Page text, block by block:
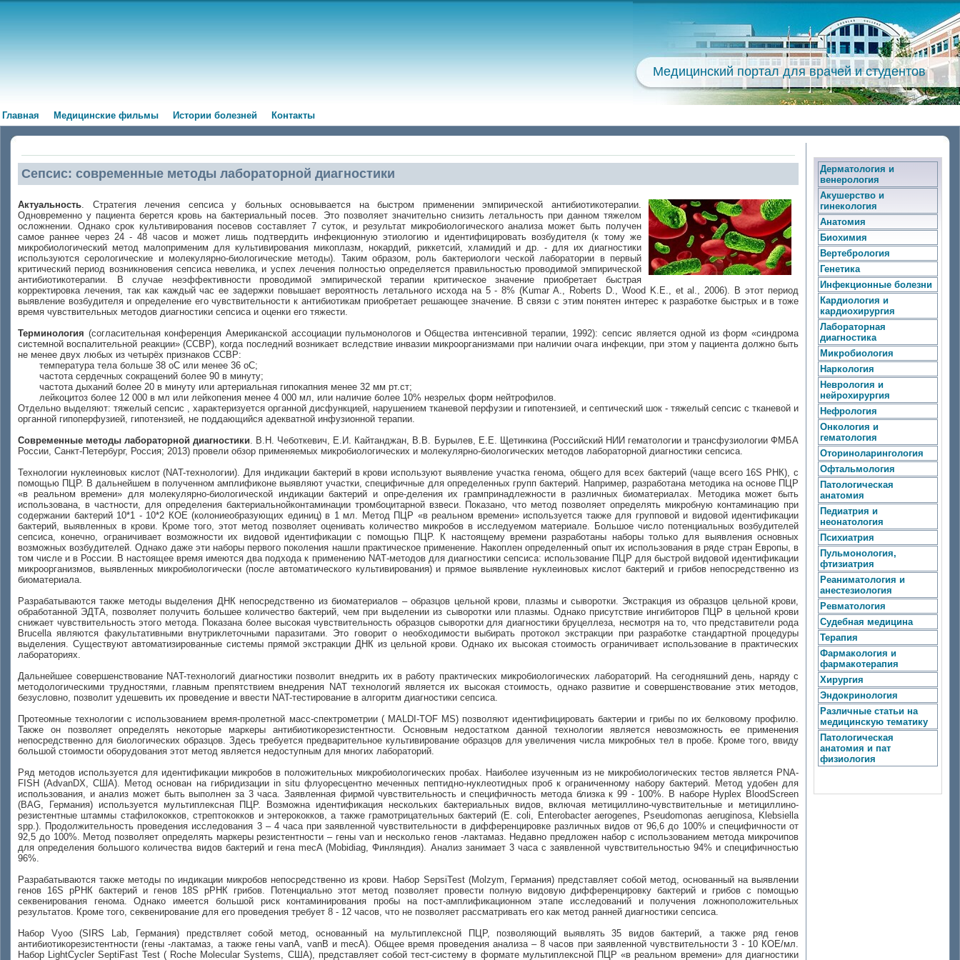
Медицинский портал для врачей и студентов
Главная Медицинские фильмы Истории болезней Контакты
Сепсис: современные методы лабораторной диагностики
Актуальность. Стратегия лечения сепсиса у больных основывается на быстром применении эмпирической антибиотикотерапии.
Одновременно у пациента берется кровь на бактериальный посев. Это позволяет значительно снизить летальность при данном тяжелом
осложнении. Однако срок культивирования посевов составляет 7 суток, и результат микробиологического анализа может быть получен
самое раннее через 24 - 48 часов и может лишь подтвердить инфекционную этиологию и идентифицировать возбудителя (к тому же
микробиологический метод малоприменим для культивирования микоплазм, нокардий, риккетсий, хламидий и др. - для их диагностики
используются серологические и молекулярно-биологические методы). Таким образом, роль бактериологи ческой лаборатории в первый
критический период возникновения сепсиса невелика, и успех лечения полностью определяется правильностью проводимой эмпирической
антибиотикотерапии. В случае неэффективности проводимой эмпирической терапии критическое значение приобретает быстрая
корректировка лечения, так как каждый час ее задержки повышает вероятность летального исхода на 5 - 8% (Kumar A., Roberts D., Wood K.E., et al., 2006). В этот период
выявление возбудителя и определение его чувствительности к антибиотикам приобретает решающее значение. В связи с этим понятен интерес к разработке быстрых и в тоже
время чувствительных методов диагностики сепсиса и оценки его тяжести.
Терминология (согласительная конференция Американской ассоциации пульмонологов и Общества интенсивной терапии, 1992): сепсис является одной из форм «синдрома
системной воспалительной реакции» (ССВР), когда последний возникает вследствие инвазии микроорганизмами при наличии очага инфекции, при этом у пациента должно быть
не менее двух любых из четырёх признаков ССВР:
температура тела больше 38 оС или менее 36 оС;
частота сердечных сокращений более 90 в минуту;
частота дыханий более 20 в минуту или артериальная гипокапния менее 32 мм рт.ст;
лейкоцитоз более 12 000 в мл или лейкопения менее 4 000 мл, или наличие более 10% незрелых форм нейтрофилов.
Отдельно выделяют: тяжелый сепсис , характеризуется органной дисфункцией, нарушением тканевой перфузии и гипотензией, и септический шок - тяжелый сепсис с тканевой и
органной гипоперфузией, гипотензией, не поддающийся адекватной инфузионной терапии.
Современные методы лабораторной диагностики. В.Н. Чеботкевич, Е.И. Кайтанджан, В.В. Бурылев, Е.Е. Щетинкина (Российский НИИ гематологии и трансфузиологии ФМБА
России, Санкт-Петербург, Россия; 2013) провели обзор применяемых микробиологических и молекулярно-биологических методов лабораторной диагностики сепсиса.
Технологии нуклеиновых кислот (NAT-технологии). Для индикации бактерий в крови используют выявление участка генома, общего для всех бактерий (чаще всего 16S РНК), с
помощью ПЦР. В дальнейшем в полученном амплификоне выявляют участки, специфичные для определенных групп бактерий. Например, разработана методика на основе ПЦР
«в реальном времени» для молекулярно-биологической индикации бактерий и опре-деления их грампринадлежности в различных биоматериалах. Методика может быть
использована, в частности, для определения бактериальнойконтаминации тромбоцитарной взвеси. Показано, что метод позволяет определять микробную контаминацию при
содержании бактерий 10*1 - 10*2 КОЕ (колониеобразующих единиц) в 1 мл. Метод ПЦР «в реальном времени» используется также для групповой и видовой идентификации
бактерий, выявленных в крови. Кроме того, этот метод позволяет оценивать количество микробов в исследуемом материале. Большое число потенциальных возбудителей
сепсиса, конечно, ограничивает возможности их видовой идентификации с помощью ПЦР. К настоящему времени разработаны наборы только для выявления основных
возможных возбудителей. Однако даже эти наборы первого поколения нашли практическое применение. Накоплен определенный опыт их использования в ряде стран Европы, в
том числе и в России. В настоящее время имеются два подхода к применению NАТ-методов для диагностики сепсиса: использование ПЦР для быстрой видовой идентификации
микроорганизмов, выявленных микробиологически (после автоматического культивирования) и прямое выявление нуклеиновых кислот бактерий и грибов непосредственно из
биоматериала.
Разрабатываются также методы выделения ДНК непосредственно из биоматериалов – образцов цельной крови, плазмы и сыворотки. Экстракция из образцов цельной крови,
обработанной ЭДТА, позволяет получить большее количество бактерий, чем при выделении из сыворотки или плазмы. Однако присутствие ингибиторов ПЦР в цельной крови
снижает чувствительность этого метода. Показана более высокая чувствительность образцов сыворотки для диагностики бруцеллеза, несмотря на то, что представители рода
Brucella являются факультативными внутриклеточными паразитами. Это говорит о необходимости выбирать протокол экстракции при разработке стандартной процедуры
выделения. Существуют автоматизированные системы прямой экстракции ДНК из цельной крови. Однако их высокая стоимость ограничивает использование в практических
лабораториях.
Дальнейшее совершенствование NAT-технологий диагностики позволит внедрить их в работу практических микробиологических лабораторий. На сегодняшний день, наряду с
методологическими трудностями, главным препятствием внедрения NAT технологий является их высокая стоимость, однако развитие и совершенствование этих методов,
безусловно, позволит удешевить их проведение и ввести NAT-тестирование в алгоритм диагностики сепсиса.
Протеомные технологии с использованием время-пролетной масс-спектрометрии ( MALDI-TOF MS) позволяют идентифицировать бактерии и грибы по их белковому профилю.
Также он позволяет определять некоторые маркеры антибиотикорезистентности. Основным недостатком данной технологии является невозможность ее применения
непосредственно для биологических образцов. Здесь требуется предварительное культивирование образцов для увеличения числа микробных тел в пробе. Кроме того, ввиду
большой стоимости оборудования этот метод является недоступным для многих лабораторий.
Ряд методов используется для идентификации микробов в положительных микробиологических пробах. Наиболее изученным из не микробиологических тестов является PNA-
FISH (AdvanDX, США). Метод основан на гибридизации in situ флуоресцентно меченных пептидно-нуклеотидных проб к ограниченному набору бактерий. Метод удобен для
использования, и анализ может быть выполнен за 3 часа. Заявленная фирмой чувствительность и специфичность метода близка к 99 - 100%. В наборе Hyplex BloodScreen
(BAG, Германия) используется мультиплексная ПЦР. Возможна идентификация нескольких бактериальных видов, включая метициллино-чувствительные и метициллино-
резистентные штаммы стафилококков, стрептококков и энтерококков, а также грамотрицательных бактерий (E. coli, Enterobacter aerogenes, Pseudomonas aeruginosa, Klebsiella
spp.). Продолжительность проведения исследования 3 – 4 часа при заявленной чувствительности в дифференцировке различных видов от 96,6 до 100% и специфичности от
92,5 до 100%. Метод позволяет определять маркеры резистентности – гены van и несколько генов -лактамаз. Недавно предложен набор с использованием метода микрочипов
для определения большого количества видов бактерий и гена mecA (Mobidiag, Финляндия). Анализ занимает 3 часа с заявленной чувствительностью 94% и специфичностью
96%.
Разрабатываются также методы по индикации микробов непосредственно из крови. Набор SepsiTest (Molzym, Германия) представляет собой метод, основанный на выявлении
генов 16S рРНК бактерий и генов 18S рРНК грибов. Потенциально этот метод позволяет провести полную видовую дифференцировку бактерий и грибов с помощью
секвенирования генома. Однако имеется большой риск контаминирования пробы на пост-амплификационном этапе исследований и получения ложноположительных
результатов. Кроме того, секвенирование для его проведения требует 8 - 12 часов, что не позволяет рассматривать его как метод ранней диагностики сепсиса.
Набор Vyoo (SIRS Lab, Германия) предствляет собой метод, основанный на мультиплексной ПЦР, позволяющий выявлять 35 видов бактерий, а также ряд генов
антибиотикорезистентности (гены -лактамаз, а также гены vanА, vanВ и mecA). Общее время проведения анализа – 8 часов при заявленной чувствительности 3 - 10 КОЕ/мл.
Набор LightCycler SeptiFast Test ( Roche Molecular Systems, США), представляет собой тест-систему в формате мультиплексной ПЦР «в реальном времени» для диагностики
Дерматология и
венерология
Акушерство и
гинекология
Анатомия
Биохимия
Вертебрология
Генетика
Инфекционные болезни
Кардиология и
кардиохирургия
Лабораторная
диагностика
Микробиология
Наркология
Неврология и
нейрохирургия
Нефрология
Онкология и
гематология
Оториноларингология
Офтальмология
Патологическая
анатомия
Педиатрия и
неонатология
Психиатрия
Пульмонология,
фтизиатрия
Реаниматология и
анестезиология
Ревматология
Судебная медицина
Терапия
Фармакология и
фармакотерапия
Хирургия
Эндокринология
Различные статьи на
медицинскую тематику
Патологическая
анатомия и пат
физиология